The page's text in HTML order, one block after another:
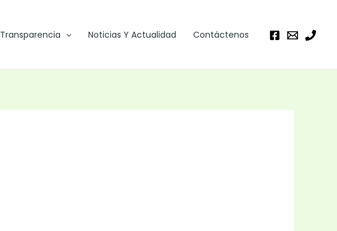
Transparencia Noticias Y Actualidad Contáctenos